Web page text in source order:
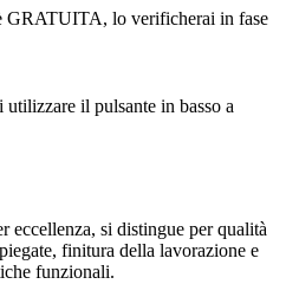
GRATUITA, lo verificherai in fase
il pulsante in basso a
si distingue per qualità
finitura della lavorazione e
funzionali.